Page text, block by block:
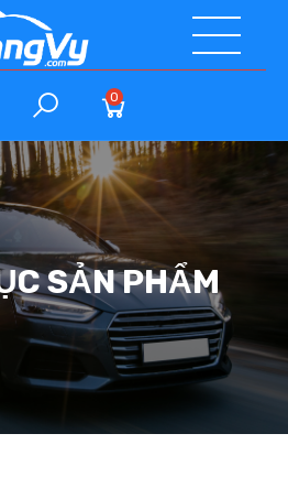
0
SẢN PHẨM